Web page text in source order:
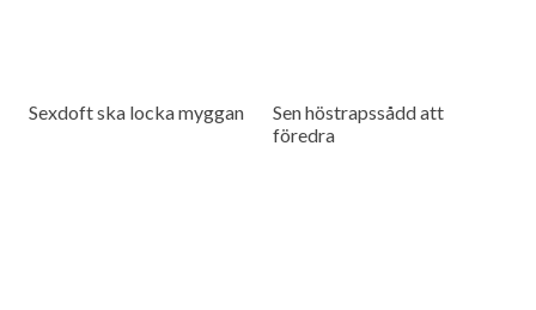
Sexdoft ska locka myggan
Sen höstrapssådd att
föredra